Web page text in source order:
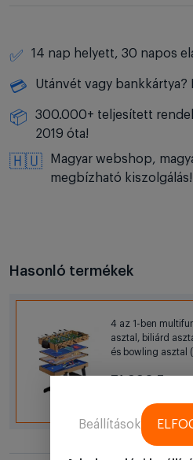
✅ 14 nap helyett, 30 napos
💳 Utánvét vagy
📦
300.000+ teljesített
2019 óta!
🇭🇺
Magyar webshop,
megbízható kiszolgálás!
Hasonló termékek
4 az 1-ben
asztal, biliárd
és bowling asztal
Beállítások